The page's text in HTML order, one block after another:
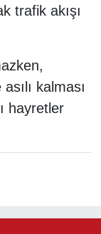
trafik akışı
kalması
hayretler